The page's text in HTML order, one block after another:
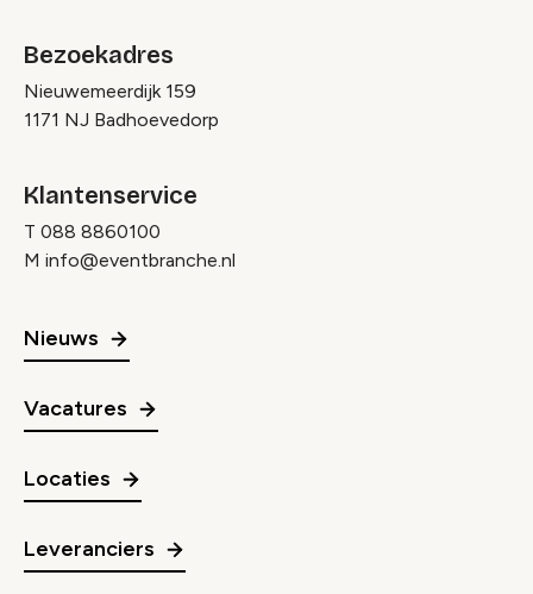
Bezoekadres
Nieuwemeerdijk 159
1171 NJ Badhoevedorp
Klantenservice
T 088 8860100
M info@eventbranche.nl
Nieuws
Vacatures
Locaties
Leveranciers